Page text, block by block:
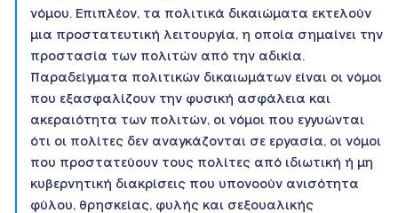
νόμου. Επιπλέον, τα πολιτικά δικαιώματα εκτελούν
μια προστατευτική λειτουργία, η οποία σημαίνει την
προστασία των πολιτών από την αδικία.
Παραδείγματα πολιτικών δικαιωμάτων είναι οι νόμοι
που εξασφαλίζουν την φυσική ασφάλεια και
ακεραιότητα των πολιτών, οι νόμοι που εγγυώνται
ότι οι πολίτες δεν αναγκάζονται σε εργασία, οι νόμοι
που προστατεύουν τους πολίτες από ιδιωτική ή μη
κυβερνητική διακρίσεις που υπονοούν ανισότητα
φύλου, θρησκείας, φυλής και σεξουαλικής